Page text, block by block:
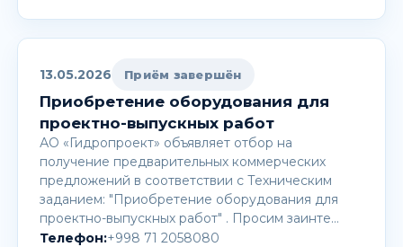
13.05.2026 Приём завершён
Приобретение оборудования для
проектно-выпускных работ
АО «Гидропроект» объявляет отбор на
получение предварительных коммерческих
предложений в соответствии с Техническим
заданием: "Приобретение оборудования для
проектно-выпускных работ" . Просим заинте…
Телефон:+998 71 2058080